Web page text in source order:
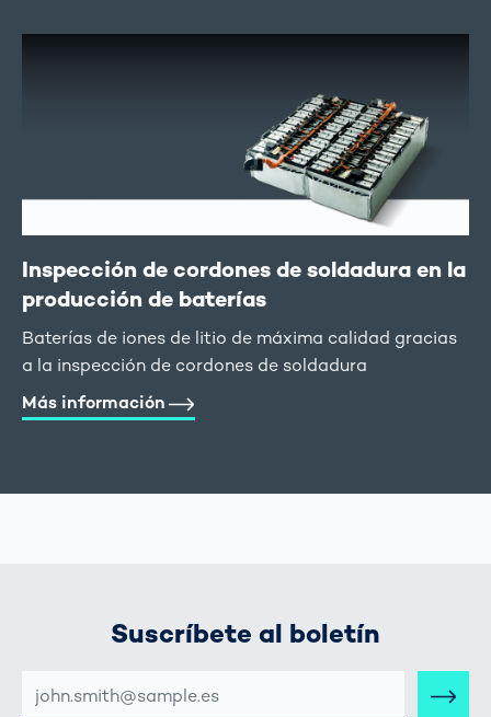
Inspección de cordones de soldadura en la
producción de baterías
Baterías de iones de litio de máxima calidad gracias
a la inspección de cordones de soldadura
Más información
Suscríbete al boletín